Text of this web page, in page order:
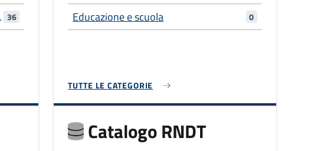
36 Educazione e scuola 0
TUTTE LE CATEGORIE
Catalogo RNDT